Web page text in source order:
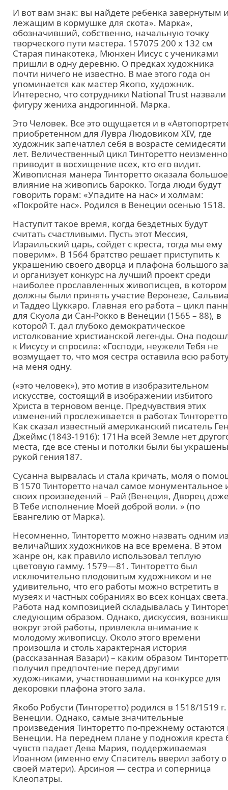
И вот вам знак: вы найдете ребенка завернутым
лежащим в кормушке для скота». Марка»,
обозначивший, собственно, начальную точку
творческого пути мастера. 157075 200 x 132 см
Старая пинакотека, Мюнхен Иисус с учениками
пришли в одну деревню. О предках художника
почти ничего не известно. В мае этого года он
упоминается как мастер Якопо, художник.
Интересно, что сотрудники National Trust назвали
фигуру жениха андрогинной. Марка.
Это Человек. Все это ощущается и в
приобретенном для Лувра Людовиком XIV, где
художник запечатлел себя в возрасте семидесяти
лет. Величественный цикл Тинторетто неизменно
приводит в восхищение всех, кто его видит.
Живописная манера Тинторетто оказала большое
влияние на живопись барокко. Тогда люди будут
говорить горам: «Упадите на нас» и холмам:
«Покройте нас». Родился в Венеции осенью 1518.
Наступит такое время, когда бездетных будут
считать счастливыми. Пусть этот Мессия,
Израильский царь, сойдет с креста, тогда мы ему
поверим». В 1564 братство решает приступить к
украшению своего дворца и плафона большого
и организует конкурс на лучший проект среди
наиболее прославленных живописцев, в котором
должны были принять участие Веронезе,
и Таддео Цуккаро. Главная его работа – цикл
для Скуола ди Сан-Рокко в Венеции (1565 – 88), в
которой Т. дал глубоко демократическое
истолкование христианской легенды. Она
к Иисусу и спросила: «Господи, неужели Тебя не
возмущает то, что моя сестра оставила всю
на меня одну.
(«это человек»), это мотив в изобразительном
искусстве, состоящий в изображении избитого
Христа в терновом венце. Предчувствия этих
изменений прослеживается в работах
Как сказал известный американский писатель
Джеймс (1843-1916): 171На всей Земле нет
места, где все стены и потолки были бы украшены
рукой гения187.
Сусанна вырвалась и стала кричать, моля о
В 1570 Тинторетто начал самое монументальное
своих произведений – Рай (Венеция, Дворец
В Тебе исполнение Моей доброй воли. » (по
Евангелию от Марка).
Несомненно, Тинторетто можно назвать одним из
величайших художников на все времена. В этом
жанре он, как правило использовал теплую
цветовую гамму. 1579—81. Тинторетто был
исключительно плодовитым художником и не
удивительно, что его работы можно встретить в
музеях и частных собраниях во всех концах света.
Работа над композицией складывалась у
следующим образом. Однако, дискуссия,
вокруг этой работы, привлекла внимание к
молодому живописцу. Около этого времени
произошла и столь характерная история
(рассказанная Вазари) – каким образом
получил предпочтение перед другими
художниками, участвовавшими на конкурсе для
декоровки плафона этого зала.
Якобо Робусти (Тинторетто) родился в 1518/1519
Венеции. Однако, самые значительные
произведения Тинторетто по-прежнему остаются
Венеции. На переднем плане у подножия креста
чувств падает Дева Мария, поддерживаемая
Иоанном (именно ему Спаситель вверил заботу о
своей матери). Арсиноя — сестра и соперница
Клеопатры.